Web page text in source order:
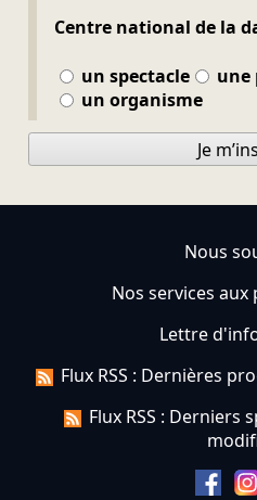
Centre national de la
un spectacle
une
un organisme
Je
Nous
Nos services
Lettre
Flux RSS : Dernières
Flux RSS : Derniers